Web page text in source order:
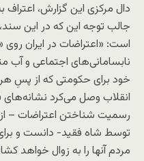
دال مرکزی این گزارش،
جالب توجه این که در این
است: «اعتراضات در ایران
خود برای حکومتی که از پسِ
انقلاب وصل می‌کرد نشانه‌های
رسمیت شناختن اعتراضات –
توسط شاه فقید- دانست و
مردم آنها را به زوال خواهد